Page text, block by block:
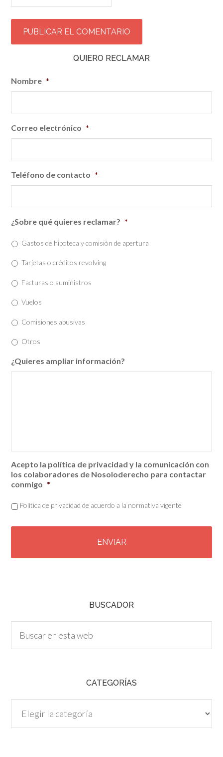
QUIERO RECLAMAR
Nombre *
Correo electrónico *
Teléfono de contacto *
¿Sobre qué quieres reclamar? *
Gastos de hipoteca y comisión de apertura
Tarjetas o créditos revolving
Facturas o suministros
Vuelos
Comisiones abusivas
Otros
¿Quieres ampliar información?
Acepto la política de privacidad y la comunicación con
los colaboradores de Nosoloderecho para contactar
conmigo *
Política de privacidad de acuerdo a la normativa vigente
BUSCADOR
CATEGORÍAS